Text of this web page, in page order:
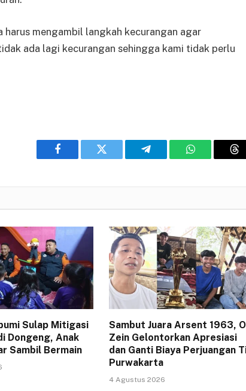
mengambil langkah kecurangan agar
ada lagi kecurangan sehingga kami tidak perlu
Facebook Twitter Telegram WhatsApp
Sulap Mitigasi
Dongeng, Anak
Sambil Bermain
Sambut Juara Arsent 1963,
Zein Gelontorkan Apresiasi
dan Ganti Biaya Perjuangan
Purwakarta
4 Agustus 2026